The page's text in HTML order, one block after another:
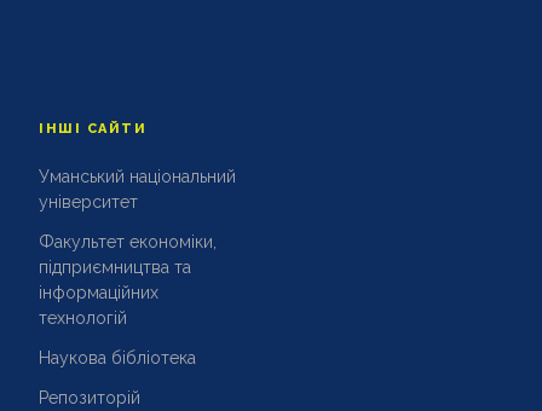
ІНШІ САЙТИ
Уманський національний
університет
Факультет економіки,
підприємництва та
інформаційних
технологій
Наукова бібліотека
Репозиторій